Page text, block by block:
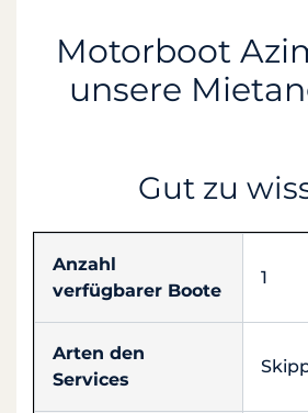
Motorboot
unsere
Gut zu
Anzahl
verfügbarer Boote
1
Arten den
Services